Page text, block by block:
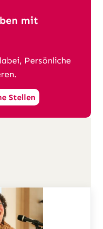
mit
Persönliche
Stellen